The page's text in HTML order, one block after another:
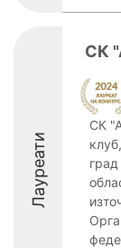
Лауреати
СК
СК